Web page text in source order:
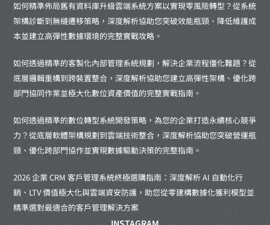
如何精準佈局舊有資料庫升級雲端系統方案以實現零風險轉型？從系統
架構診斷到無縫遷移策略，深度解析協助您突破效能瓶頸、降低維護成
本並建立高彈性數據環境的完整實戰攻略。
如何透過精準的客製化內部管理系統規劃，解決企業流程僵化難題？從
底層邏輯重構到跨裝置整合，深度解析協助您建立高彈性架構、優化跨
部門協同作業並極大化數位資產價值的完整實戰指南。
如何透過精準的數位轉型系統開發策略，為您的企業打造永續核心競爭
力？從底層軟體架構規劃到雲端技術整合，深度解析協助您突破營運瓶
頸、優化跨部門協作並實現數據驅動決策的完整指南。
2026 企業 CRM 客戶管理系統終極選購指南：深度解析 AI 自動化行
銷、LTV 價值極大化與雲端資安防護，助您從零建構數據化獲利模型並
精準選對最適合的客戶管理解決方案